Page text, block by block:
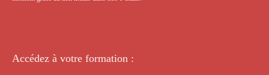
Accédez à votre formation :